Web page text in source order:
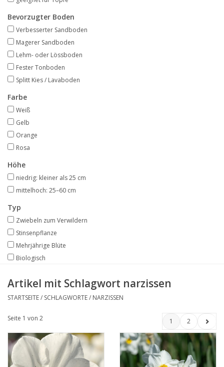
SONSTIGE PRODUKTE
Beratung
Unser Garten!
Starke Zwiebel Tage
Neuigkeiten
Bevorzugter Boden
Verbesserter Sandboden
Magerer Sandboden
Lehm- oder Lössboden
Fester Tonboden
Splitt Kies / Lavaboden
Farbe
Weiß
Gelb
Orange
Rosa
Höhe
niedrig: kleiner als 25 cm
mittelhoch: 25–60 cm
Typ
Zwiebeln zum Verwildern
Stinsenpflanze
Mehrjährige Blüte
Biologisch
Artikel mit Schlagwort narzissen
STARTSEITE/ SCHLAGWORTE/ NARZISSEN
Seite 1 von 2 1 2